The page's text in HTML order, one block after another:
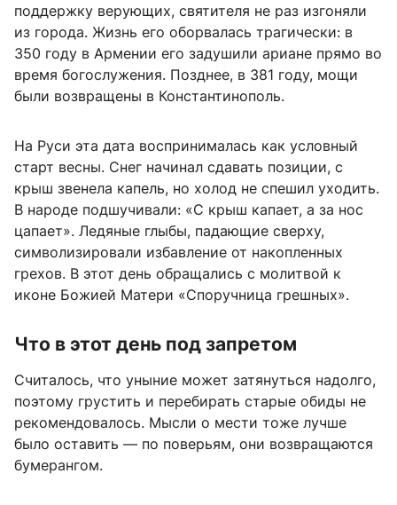
поддержку верующих, святителя не раз изгоняли
из города. Жизнь его оборвалась трагически: в
350 году в Армении его задушили ариане прямо во
время богослужения. Позднее, в 381 году, мощи
были возвращены в Константинополь.
На Руси эта дата воспринималась как условный
старт весны. Снег начинал сдавать позиции, с
крыш звенела капель, но холод не спешил уходить.
В народе подшучивали: «С крыш капает, а за нос
цапает». Ледяные глыбы, падающие сверху,
символизировали избавление от накопленных
грехов. В этот день обращались с молитвой к
иконе Божией Матери «Споручница грешных».
Что в этот день под запретом
Считалось, что уныние может затянуться надолго,
поэтому грустить и перебирать старые обиды не
рекомендовалось. Мысли о мести тоже лучше
было оставить — по поверьям, они возвращаются
бумерангом.